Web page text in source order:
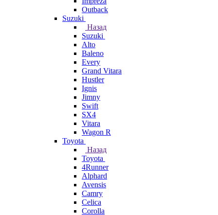
Outback
Suzuki
Назад
Suzuki
Alto
Baleno
Every
Grand Vitara
Hustler
Ignis
Jimny
Swift
SX4
Vitara
Wagon R
Toyota
Назад
Toyota
4Runner
Alphard
Avensis
Camry
Celica
Corolla